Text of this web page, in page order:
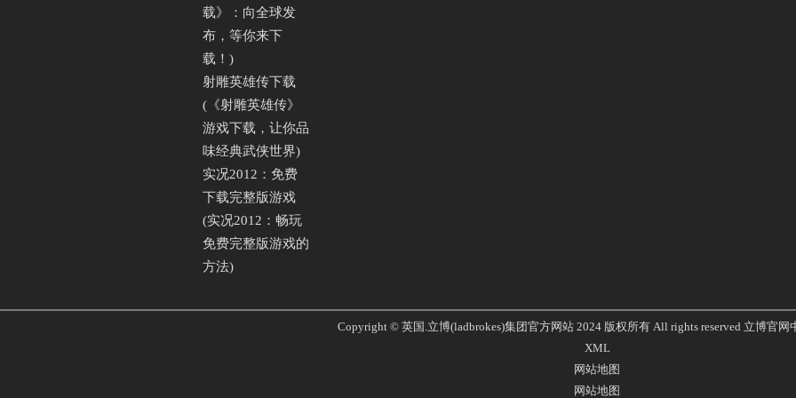
载》：向全球发
布，等你来下
载！)
射雕英雄传下载
(《射雕英雄传》
游戏下载，让你品
味经典武侠世界)
实况2012：免费
下载完整版游戏
(实况2012：畅玩
免费完整版游戏的
方法)
Copyright © 英国.立博(ladbrokes)集团官方网站 2024 版权所有 All rights reserved 立博官网
XML
网站地图
网站地图